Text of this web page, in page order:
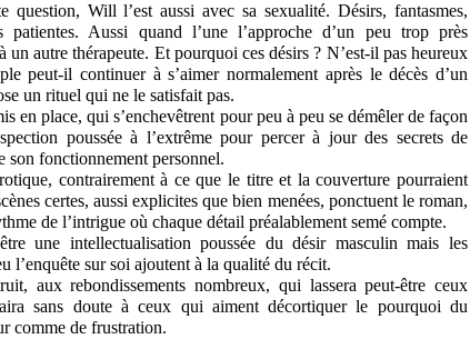
question, Will l’est aussi avec sa sexualité. Désirs, fantasmes,
Aussi quand l’une l’approche d’un peu trop près
un autre thérapeute. Et pourquoi ces désirs ? N’est-il pas heureux
peut-il continuer à s’aimer normalement après le décès d’un
un rituel qui ne le satisfait pas.
en place, qui s’enchevêtrent pour peu à peu se démêler de façon
poussée à l’extrême pour percer à jour des secrets de
son fonctionnement personnel.
contrairement à ce que le titre et la couverture pourraient
certes, aussi explicites que bien menées, ponctuent le roman,
de l’intrigue où chaque détail préalablement semé compte.
une intellectualisation poussée du désir masculin mais les
l’enquête sur soi ajoutent à la qualité du récit.
aux rebondissements nombreux, qui lassera peut-être ceux
sans doute à ceux qui aiment décortiquer le pourquoi du
comme de frustration.